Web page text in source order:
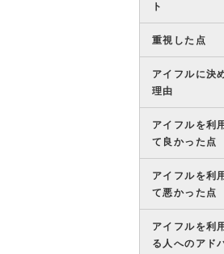
ト
重視した点
アイフルに決
理由
アイフルを利
て良かった点
アイフルを利
て悪かった点
アイフルを利
る人へのアド